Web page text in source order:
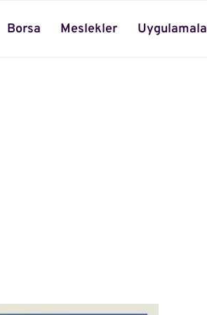
Borsa Meslekler